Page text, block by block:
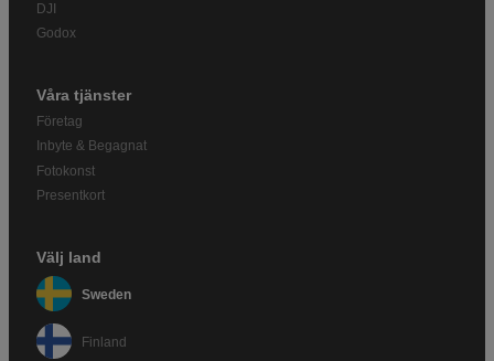
DJI
Godox
Våra tjänster
Företag
Inbyte & Begagnat
Fotokonst
Presentkort
Välj land
Sweden
Finland